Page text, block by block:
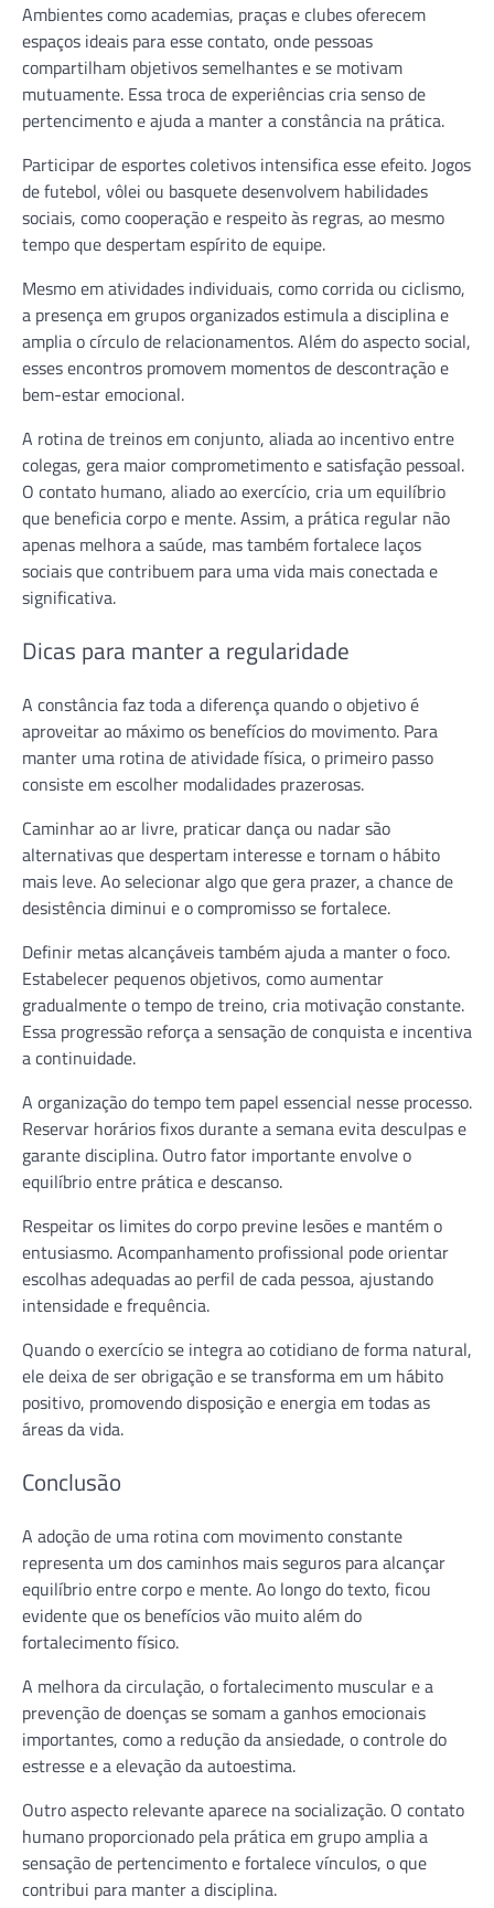
Ambientes como academias, praças e clubes oferecem
espaços ideais para esse contato, onde pessoas
compartilham objetivos semelhantes e se motivam
mutuamente. Essa troca de experiências cria senso de
pertencimento e ajuda a manter a constância na prática.
Participar de esportes coletivos intensifica esse efeito. Jogos
de futebol, vôlei ou basquete desenvolvem habilidades
sociais, como cooperação e respeito às regras, ao mesmo
tempo que despertam espírito de equipe.
Mesmo em atividades individuais, como corrida ou ciclismo,
a presença em grupos organizados estimula a disciplina e
amplia o círculo de relacionamentos. Além do aspecto social,
esses encontros promovem momentos de descontração e
bem-estar emocional.
A rotina de treinos em conjunto, aliada ao incentivo entre
colegas, gera maior comprometimento e satisfação pessoal.
O contato humano, aliado ao exercício, cria um equilíbrio
que beneficia corpo e mente. Assim, a prática regular não
apenas melhora a saúde, mas também fortalece laços
sociais que contribuem para uma vida mais conectada e
significativa.
Dicas para manter a regularidade
A constância faz toda a diferença quando o objetivo é
aproveitar ao máximo os benefícios do movimento. Para
manter uma rotina de atividade física, o primeiro passo
consiste em escolher modalidades prazerosas.
Caminhar ao ar livre, praticar dança ou nadar são
alternativas que despertam interesse e tornam o hábito
mais leve. Ao selecionar algo que gera prazer, a chance de
desistência diminui e o compromisso se fortalece.
Definir metas alcançáveis também ajuda a manter o foco.
Estabelecer pequenos objetivos, como aumentar
gradualmente o tempo de treino, cria motivação constante.
Essa progressão reforça a sensação de conquista e incentiva
a continuidade.
A organização do tempo tem papel essencial nesse processo.
Reservar horários fixos durante a semana evita desculpas e
garante disciplina. Outro fator importante envolve o
equilíbrio entre prática e descanso.
Respeitar os limites do corpo previne lesões e mantém o
entusiasmo. Acompanhamento profissional pode orientar
escolhas adequadas ao perfil de cada pessoa, ajustando
intensidade e frequência.
Quando o exercício se integra ao cotidiano de forma natural,
ele deixa de ser obrigação e se transforma em um hábito
positivo, promovendo disposição e energia em todas as
áreas da vida.
Conclusão
A adoção de uma rotina com movimento constante
representa um dos caminhos mais seguros para alcançar
equilíbrio entre corpo e mente. Ao longo do texto, ficou
evidente que os benefícios vão muito além do
fortalecimento físico.
A melhora da circulação, o fortalecimento muscular e a
prevenção de doenças se somam a ganhos emocionais
importantes, como a redução da ansiedade, o controle do
estresse e a elevação da autoestima.
Outro aspecto relevante aparece na socialização. O contato
humano proporcionado pela prática em grupo amplia a
sensação de pertencimento e fortalece vínculos, o que
contribui para manter a disciplina.